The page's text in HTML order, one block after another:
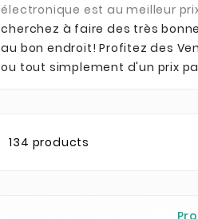
électronique est au meilleur
cherchez à faire des très
au bon endroit! Profitez des
ou tout simplement d'un prix
134 products